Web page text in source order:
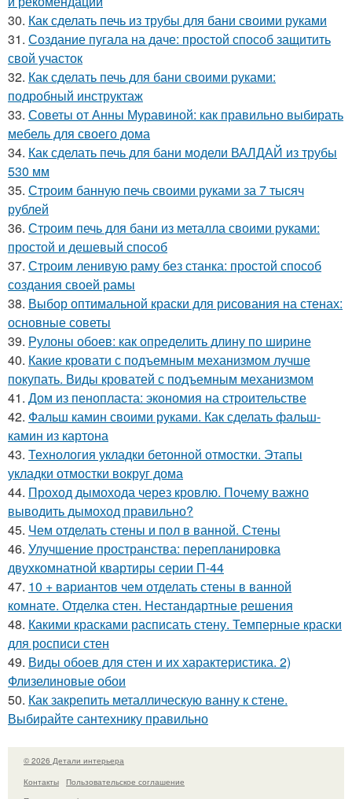
30. Как сделать печь из трубы для бани своими руками
31. Создание пугала на даче: простой способ защитить
свой участок
32. Как сделать печь для бани своими руками:
подробный инструктаж
33. Советы от Анны Муравиной: как правильно выбирать
мебель для своего дома
34. Как сделать печь для бани модели ВАЛДАЙ из трубы
530 мм
35. Строим банную печь своими руками за 7 тысяч
рублей
36. Строим печь для бани из металла своими руками:
простой и дешевый способ
37. Строим ленивую раму без станка: простой способ
создания своей рамы
38. Выбор оптимальной краски для рисования на стенах:
основные советы
39. Рулоны обоев: как определить длину по ширине
40. Какие кровати с подъемным механизмом лучше
покупать. Виды кроватей с подъемным механизмом
41. Дом из пенопласта: экономия на строительстве
42. Фальш камин своими руками. Как сделать фальш-
камин из картона
43. Технология укладки бетонной отмостки. Этапы
укладки отмостки вокруг дома
44. Проход дымохода через кровлю. Почему важно
выводить дымоход правильно?
45. Чем отделать стены и пол в ванной. Стены
46. Улучшение пространства: перепланировка
двухкомнатной квартиры серии П-44
47. 10 + вариантов чем отделать стены в ванной
комнате. Отделка стен. Нестандартные решения
48. Какими красками расписать стену. Темперные краски
для росписи стен
49. Виды обоев для стен и их характеристика. 2)
Флизелиновые обои
50. Как закрепить металлическую ванну к стене.
Выбирайте сантехнику правильно
© 2026 Детали интерьера
Контакты
Пользовательское соглашение